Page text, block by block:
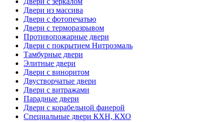
Двери из массива
Двери с фотопечатью
Двери с терморазрывом
Противопожарные двери
Двери с покрытием Нитроэмаль
Тамбурные двери
Элитные двери
Двери с виноритом
Двустворчатые двери
Двери с витражами
Парадные двери
Двери с корабельной фанерой
Специальные двери КХН, КХО